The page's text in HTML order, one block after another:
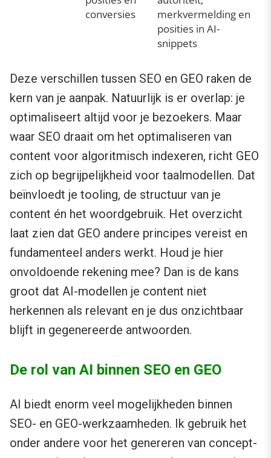
conversies
merkvermelding en
posities in AI-
snippets
Deze verschillen tussen SEO en GEO raken de
kern van je aanpak. Natuurlijk is er overlap: je
optimaliseert altijd voor je bezoekers. Maar
waar SEO draait om het optimaliseren van
content voor algoritmisch indexeren, richt GEO
zich op begrijpelijkheid voor taalmodellen. Dat
beïnvloedt je tooling, de structuur van je
content én het woordgebruik. Het overzicht
laat zien dat GEO andere principes vereist en
fundamenteel anders werkt. Houd je hier
onvoldoende rekening mee? Dan is de kans
groot dat AI-modellen je content niet
herkennen als relevant en je dus onzichtbaar
blijft in gegenereerde antwoorden.
De rol van AI binnen SEO en GEO
AI biedt enorm veel mogelijkheden binnen
SEO- en GEO-werkzaamheden. Ik gebruik het
onder andere voor het genereren van concept-